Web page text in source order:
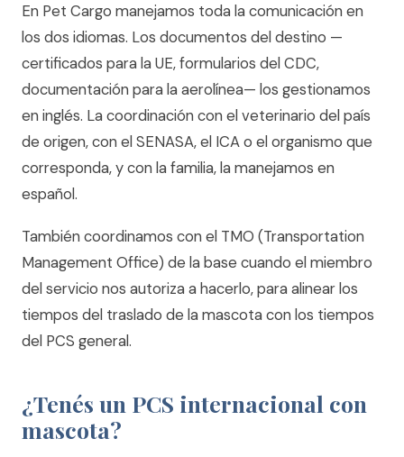
En Pet Cargo manejamos toda la comunicación en
los dos idiomas. Los documentos del destino —
certificados para la UE, formularios del CDC,
documentación para la aerolínea— los gestionamos
en inglés. La coordinación con el veterinario del país
de origen, con el SENASA, el ICA o el organismo que
corresponda, y con la familia, la manejamos en
español.
También coordinamos con el TMO (Transportation
Management Office) de la base cuando el miembro
del servicio nos autoriza a hacerlo, para alinear los
tiempos del traslado de la mascota con los tiempos
del PCS general.
¿Tenés un PCS internacional con
mascota?